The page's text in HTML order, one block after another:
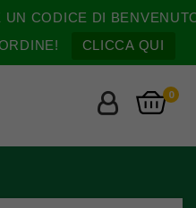
UN CODICE DI
CLICCA QUI
0